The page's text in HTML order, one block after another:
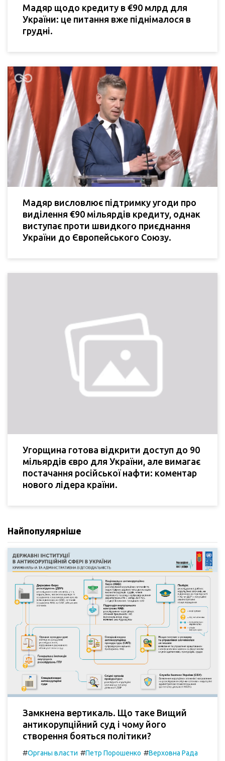
Мадяр щодо кредиту в €90 млрд для
України: це питання вже піднімалося в
грудні.
Мадяр висловлює підтримку угоди про
виділення €90 мільярдів кредиту, однак
виступає проти швидкого приєднання
України до Європейського Союзу.
Угорщина готова відкрити доступ до 90
мільярдів євро для України, але вимагає
постачання російської нафти: коментар
нового лідера країни.
Найпопулярніше
Замкнена вертикаль. Що таке Вищий
антикорупційний суд і чому його
створення бояться політики?
#Органы власти #Петр Порошенко #Верховна Рада